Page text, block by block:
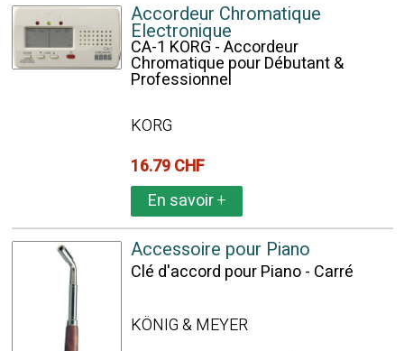
Accordeur Chromatique
Electronique
CA-1 KORG - Accordeur
Chromatique pour Débutant &
Professionnel
KORG
16.79 CHF
En savoir+
Accessoire pour Piano
Clé d'accord pour Piano - Carré
KÖNIG & MEYER